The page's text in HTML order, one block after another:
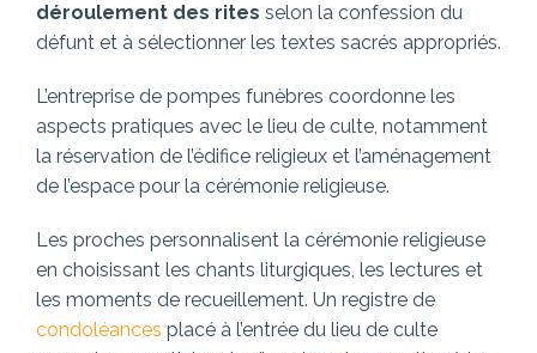
déroulement des rites selon la confession du
défunt et à sélectionner les textes sacrés appropriés.
L’entreprise de pompes funèbres coordonne les
aspects pratiques avec le lieu de culte, notamment
la réservation de l’édifice religieux et l’aménagement
de l’espace pour la cérémonie religieuse.
Les proches personnalisent la cérémonie religieuse
en choisissant les chants liturgiques, les lectures et
les moments de recueillement. Un registre de
condoléances placé à l’entrée du lieu de culte